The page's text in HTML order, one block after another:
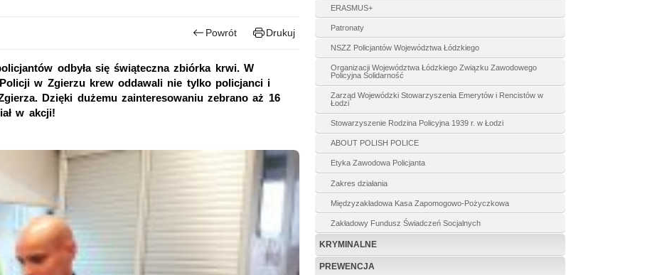
Powrót Drukuj
odbyła się świąteczna zbiórka krwi. W
w Zgierzu krew oddawali nie tylko policjanci i
Dzięki dużemu zainteresowaniu zebrano aż 16
w akcji!
ERASMUS+
Patronaty
NSZZ Policjantów Województwa Łódzkiego
Organizacji Województwa Łódzkiego Związku Zawodowego
Policyjna Solidarność
Zarząd Wojewódzki Stowarzyszenia Emerytów i Rencistów w
Łodzi
Stowarzyszenie Rodzina Policyjna 1939 r. w Łodzi
ABOUT POLISH POLICE
Etyka Zawodowa Policjanta
Zakres działania
Międzyzakładowa Kasa Zapomogowo-Pożyczkowa
Zakładowy Fundusz Świadczeń Socjalnych
KRYMINALNE
PREWENCJA